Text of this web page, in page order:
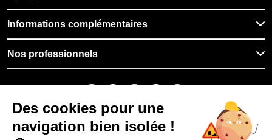
Informations complémentaires
Nos professionnels